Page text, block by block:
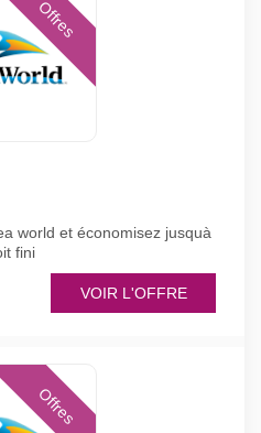
Offres
world et économisez jusquà
fini
VOIR L'OFFRE
Offres